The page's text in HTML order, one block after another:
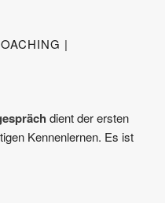
|
dient der ersten
Kennenlernen. Es ist